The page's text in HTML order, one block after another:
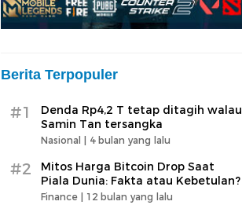
Berita Terpopuler
#1
Denda Rp4,2 T tetap ditagih walau
Samin Tan tersangka
Nasional | 4 bulan yang lalu
#2
Mitos Harga Bitcoin Drop Saat
Piala Dunia: Fakta atau Kebetulan?
Finance | 12 bulan yang lalu